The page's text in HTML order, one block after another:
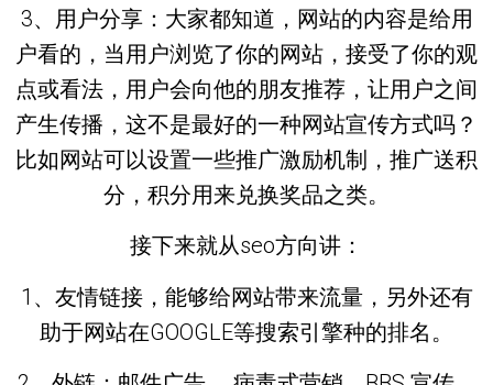
3、用户分享：大家都知道，网站的内容是给用
户看的，当用户浏览了你的网站，接受了你的观
点或看法，用户会向他的朋友推荐，让用户之间
产生传播，这不是最好的一种网站宣传方式吗？
比如网站可以设置一些推广激励机制，推广送积
分，积分用来兑换奖品之类。
接下来就从seo方向讲：
1、友情链接，能够给网站带来流量，另外还有
助于网站在GOOGLE等搜索引擎种的排名。